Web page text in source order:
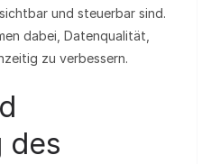
und steuerbar sind.
dabei, Datenqualität,
zu verbessern.
des